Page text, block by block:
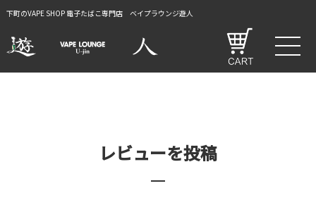
下町のVAPE SHOP 電子たばこ専門店 ベイプラウンジ遊人
レビューを投稿